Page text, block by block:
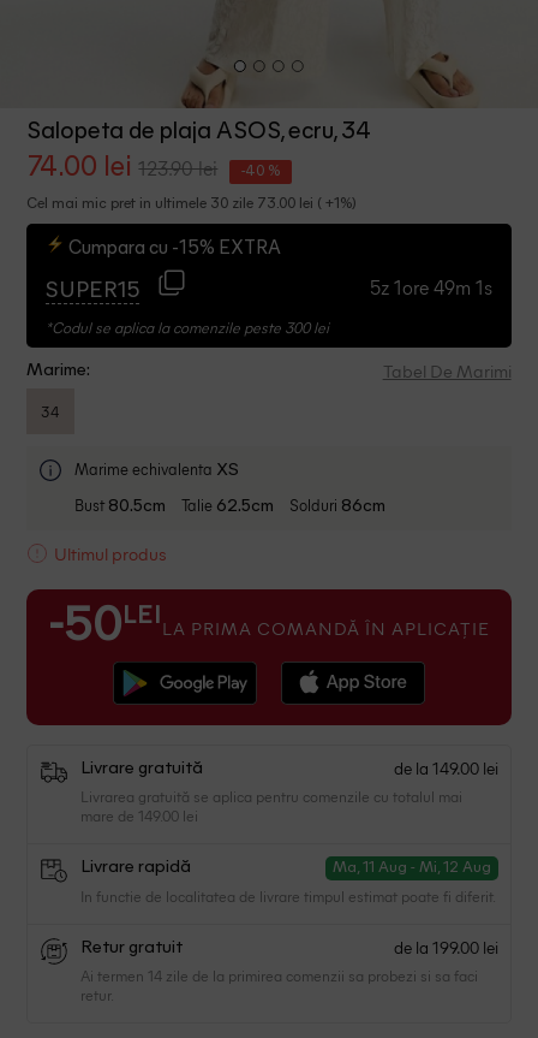
Salopeta de plaja ASOS, ecru, 34
74.00 lei 123.90 lei -40 %
Cel mai mic pret in ultimele 30 zile 73.00 lei ( +1%)
Cumpara cu -15% EXTRA
SUPER15 5z 1ore 49m 0s
*Codul se aplica la comenzile peste 300 lei
Marime: Tabel De Marimi
34
Marime echivalenta XS
Bust 80.5cm Talie 62.5cm Solduri 86cm
Ultimul produs
-50 LEI LA PRIMA COMANDĂ ÎN APLICAȚIE
Livrare gratuită de la 149.00 lei
Livrarea gratuită se aplica pentru comenzile cu totalul mai
mare de 149.00 lei
Livrare rapidă Ma, 11 Aug - Mi, 12 Aug
In functie de localitatea de livrare timpul estimat poate fi diferit.
Retur gratuit de la 199.00 lei
Ai termen 14 zile de la primirea comenzii sa probezi si sa faci
retur.